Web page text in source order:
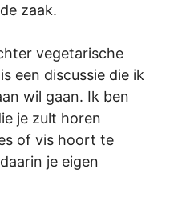
zaak.
vegetarische
een discussie die ik
wil gaan. Ik ben
je zult horen
of vis hoort te
je eigen